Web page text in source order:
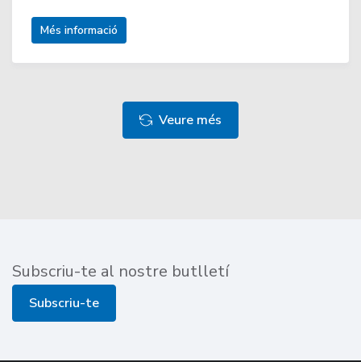
Més informació
Veure més
Subscriu-te al nostre butlletí
Subscriu-te